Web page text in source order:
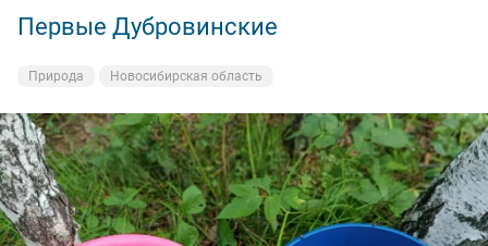
Первые Дубровинские
Природа Новосибирская область